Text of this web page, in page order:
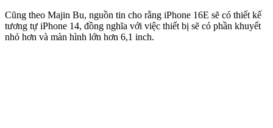
Cũng theo Majin Bu, nguồn tin cho rằng iPhone 16E sẽ có thiết kế
tương tự iPhone 14, đồng nghĩa với việc thiết bị sẽ có phần khuyết
nhỏ hơn và màn hình lớn hơn 6,1 inch.